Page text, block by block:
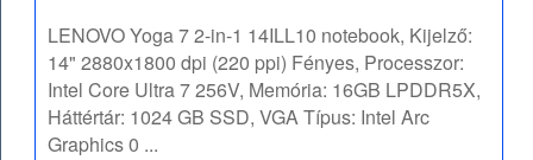
LENOVO Yoga 7 2-in-1 14ILL10 notebook, Kijelző:
14" 2880x1800 dpi (220 ppi) Fényes, Processzor:
Intel Core Ultra 7 256V, Memória: 16GB LPDDR5X,
Háttértár: 1024 GB SSD, VGA Típus: Intel Arc
Graphics 0 ...